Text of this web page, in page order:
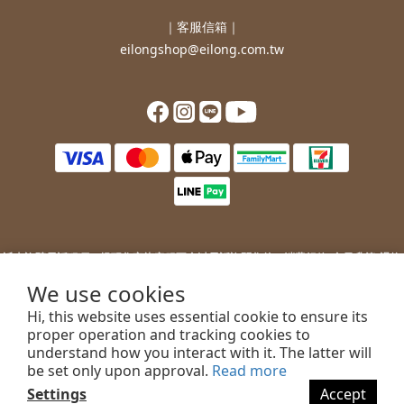
We use cookies
Hi, this website uses essential cookie to ensure its
proper operation and tracking cookies to
understand how you interact with it. The latter will
be set only upon approval. Read more
Settings
Accept
｜客服信箱｜
eilongshop@eilong.com.tw
近來詐騙電話猖獗，提醒您宜龍客服不會以電話詢問您的：消費紀錄/會員升等/退換
若您接到不明來電，索取您的銀行資訊或進行ATM操作，請勿上當。
若您有任何問題或需要協助，歡迎聯絡客服。